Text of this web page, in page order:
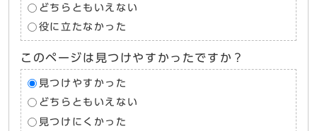
どちらともいえない
役に立たなかった
このページは見つけやすかったですか？
見つけやすかった
どちらともいえない
見つけにくかった